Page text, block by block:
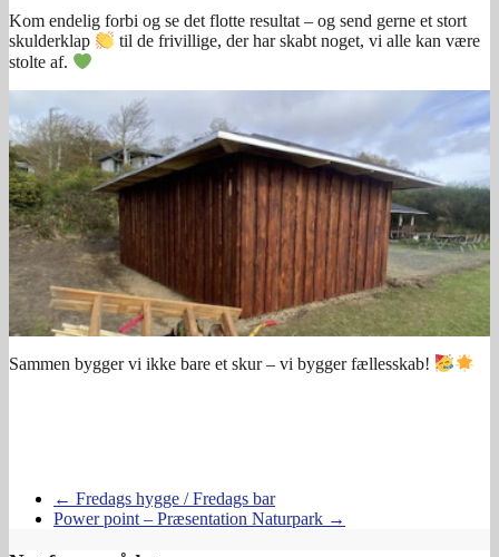
Kom endelig forbi og se det flotte resultat – og send gerne et stort
skulderklap
til de frivillige, der har skabt noget, vi alle kan være
stolte af.
Sammen bygger vi ikke bare et skur – vi bygger fællesskab!
← Fredags hygge / Fredags bar
Power point – Præsentation Naturpark →